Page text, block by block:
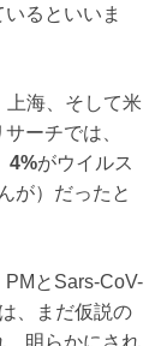
るといいま
上海、そして米
ーチでは、
4%がウイルス
が）だったと
とSars-CoV-
、まだ仮説の
明らかにされ